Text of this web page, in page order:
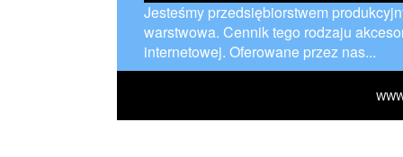
Jesteśmy przedsiębiorstwem
warstwowa. Cennik tego rodzaju
internetowej. Oferowane przez nas...